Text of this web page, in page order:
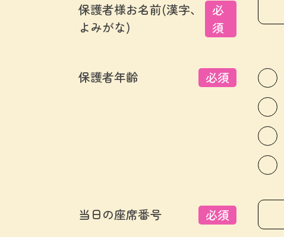
保護者様お名前(漢字、
よみがな)
必
須
保護者年齢 必須
当日の座席番号 必須